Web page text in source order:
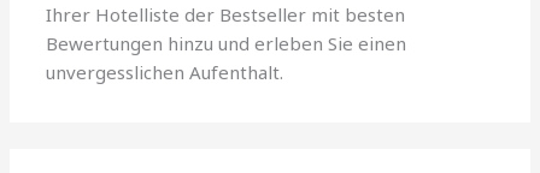
Ihrer Hotelliste der Bestseller mit besten
Bewertungen hinzu und erleben Sie einen
unvergesslichen Aufenthalt.